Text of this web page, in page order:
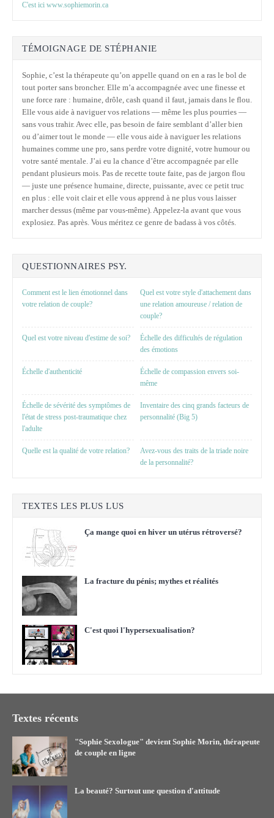
C'est ici www.sophiemorin.ca
TÉMOIGNAGE DE STÉPHANIE
Sophie, c’est la thérapeute qu’on appelle quand on en a ras le bol de
tout porter sans broncher. Elle m’a accompagnée avec une finesse et
une force rare : humaine, drôle, cash quand il faut, jamais dans le flou.
Elle vous aide à naviguer vos relations — même les plus pourries —
sans vous trahir. Avec elle, pas besoin de faire semblant d’aller bien
ou d’aimer tout le monde — elle vous aide à naviguer les relations
humaines comme une pro, sans perdre votre dignité, votre humour ou
votre santé mentale. J’ai eu la chance d’être accompagnée par elle
pendant plusieurs mois. Pas de recette toute faite, pas de jargon flou
— juste une présence humaine, directe, puissante, avec ce petit truc
en plus : elle voit clair et elle vous apprend à ne plus vous laisser
marcher dessus (même par vous-même). Appelez-la avant que vous
explosiez. Pas après. Vous méritez ce genre de badass à vos côtés.
QUESTIONNAIRES PSY.
Comment est le lien émotionnel dans
votre relation de couple?
Quel est votre style d'attachement dans
une relation amoureuse / relation de
couple?
Quel est votre niveau d'estime de soi?
Échelle des difficultés de régulation
des émotions
Échelle d'authenticité
Échelle de compassion envers soi-
même
Échelle de sévérité des symptômes de
l'état de stress post-traumatique chez
l'adulte
Inventaire des cinq grands facteurs de
personnalité (Big 5)
Quelle est la qualité de votre relation?
Avez-vous des traits de la triade noire
de la personnalité?
TEXTES LES PLUS LUS
Ça mange quoi en hiver un utérus rétroversé?
La fracture du pénis; mythes et réalités
C'est quoi l'hypersexualisation?
Textes récents
"Sophie Sexologue" devient Sophie Morin, thérapeute
de couple en ligne
La beauté? Surtout une question d'attitude